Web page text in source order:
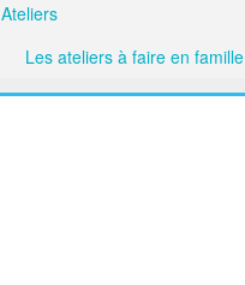
Ateliers
Les ateliers à faire en famille